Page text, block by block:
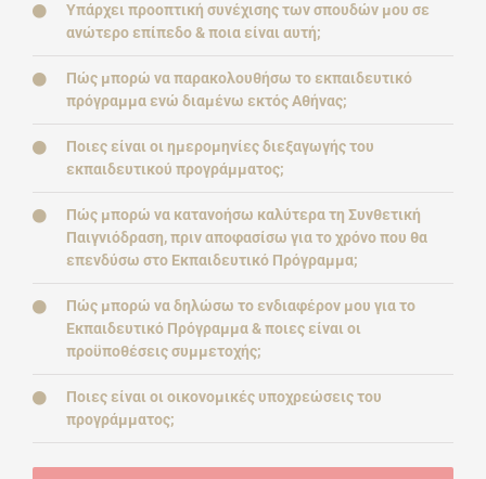
Υπάρχει προοπτική συνέχισης των σπουδών μου σε
ανώτερο επίπεδο & ποια είναι αυτή;
Πώς μπορώ να παρακολουθήσω το εκπαιδευτικό
πρόγραμμα ενώ διαμένω εκτός Αθήνας;
Ποιες είναι οι ημερομηνίες διεξαγωγής του
εκπαιδευτικού προγράμματος;
Πώς μπορώ να κατανοήσω καλύτερα τη Συνθετική
Παιγνιόδραση, πριν αποφασίσω για το χρόνο που θα
επενδύσω στο Εκπαιδευτικό Πρόγραμμα;
Πώς μπορώ να δηλώσω το ενδιαφέρον μου για το
Εκπαιδευτικό Πρόγραμμα & ποιες είναι οι
προϋποθέσεις συμμετοχής;
Ποιες είναι οι οικονομικές υποχρεώσεις του
προγράμματος;